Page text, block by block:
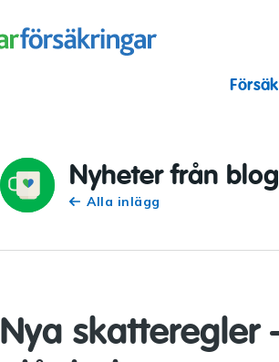
Nyheter från
Alla inlägg
Nya skatteregler